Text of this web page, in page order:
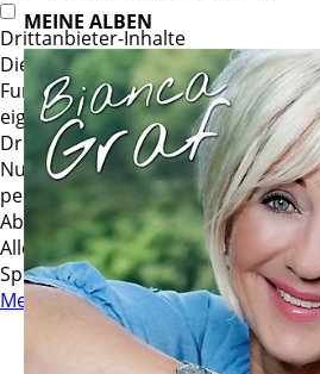
MEINE ALBEN
Drittanbieter-Inhalte
Diese Webseite bietet
Funktionalitäten an, die von
eigenverantwortlich zur Verfügung
Drittanbieter können eigene
Nutzeraktivität zu verfolgen oder
personalisieren und zu optimieren.
Ablehnen
Alle akzeptieren
Speichern
Mehr Informationen